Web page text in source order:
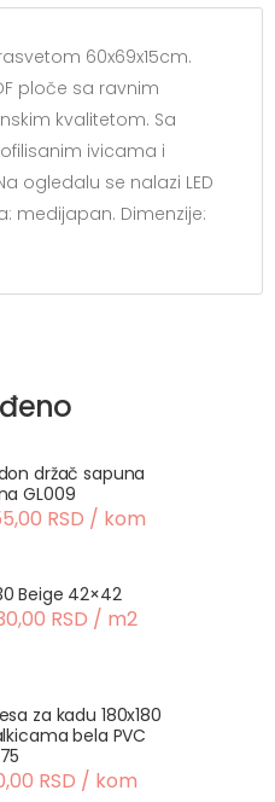
60x69x15cm.
ploče sa ravnim
kvalitetom. Sa
ivicama i
ogledalu se nalazi LED
medijapan. Dimenzije:
držač sapuna
GL009
RSD / kom
Beige 42×42
RSD / m2
za kadu 180x180
bela PVC
RSD / kom